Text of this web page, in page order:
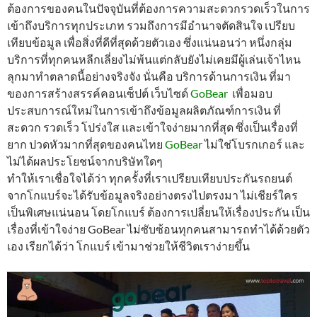
ต้องการของคนในปัจจุบันที่ต้องการความสะดวกรวดเร็วในการ
เข้าถึงบริการทุกประเภท รวมถึงการมีอำนาจตัดสินใจ เปรียบ
เทียบข้อมูล เพื่อสิ่งที่ดีที่สุดด้วยตัวเอง ซึ่งแน่นอนว่า หนึ่งกลุ่ม
บริการที่ทุกคนหลีกเลี่ยงไม่พ้นแต่กลับยังไม่เคยมีผู้เล่นเจ้าไหน
ลุกมาทำตลาดนี้อย่างจริงจัง นั่นคือ บริการด้านการเงิน ที่มา
ของการสร้างสรรค์คอนเซ็ปต์ เว็บไซด์GoBear เพื่อมอบ
ประสบการณ์ใหม่ในการเข้าถึงข้อมูลผลิตภัณฑ์การเงิน ที่
สะดวก รวดเร็ว โปร่งใส และเข้าใจง่ายมากที่สุด ซึ่งเป็นเรื่องที่
ยาก ปวดหัวมากที่สุดของคนไทย GoBearไม่ใช่โบรกเกอร์ และ
ไม่ได้ผลประโยชน์จากบริษัทใดๆ
ทำให้เราเชื่อใจได้ว่า ทุกครั้งที่เราเปรียบเทียบประกันรถยนต์
จากโกแบร์จะได้รับข้อมูลจริงอย่างตรงไปตรงมา ไม่เชียร์ใคร
เป็นพิเศษแน่นอน โดยโกแบร์ ต้องการเปลี่ยนให้เรื่องประกัน เป็น
เรื่องที่เข้าใจง่าย GoBear ไม่ซับซ้อนทุกคนสามารถทำได้ด้วยตัว
เอง เรียกได้ว่า โกแบร์ เข้ามาช่วยให้ชีวิตเราง่ายขึ้น